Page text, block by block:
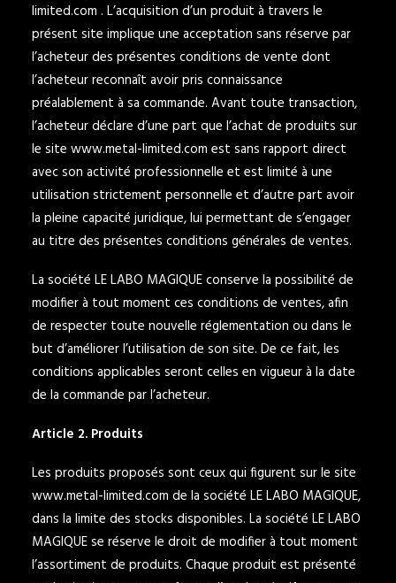
limited.com . L’acquisition d’un produit à travers le
présent site implique une acceptation sans réserve par
l’acheteur des présentes conditions de vente dont
l’acheteur reconnaît avoir pris connaissance
préalablement à sa commande. Avant toute transaction,
l’acheteur déclare d’une part que l’achat de produits sur
le site www.metal-limited.com est sans rapport direct
avec son activité professionnelle et est limité à une
utilisation strictement personnelle et d’autre part avoir
la pleine capacité juridique, lui permettant de s’engager
au titre des présentes conditions générales de ventes.
La société LE LABO MAGIQUE conserve la possibilité de
modifier à tout moment ces conditions de ventes, afin
de respecter toute nouvelle réglementation ou dans le
but d’améliorer l’utilisation de son site. De ce fait, les
conditions applicables seront celles en vigueur à la date
de la commande par l’acheteur.
Article 2. Produits
Les produits proposés sont ceux qui figurent sur le site
www.metal-limited.com de la société LE LABO MAGIQUE,
dans la limite des stocks disponibles. La société LE LABO
MAGIQUE se réserve le droit de modifier à tout moment
l’assortiment de produits. Chaque produit est présenté